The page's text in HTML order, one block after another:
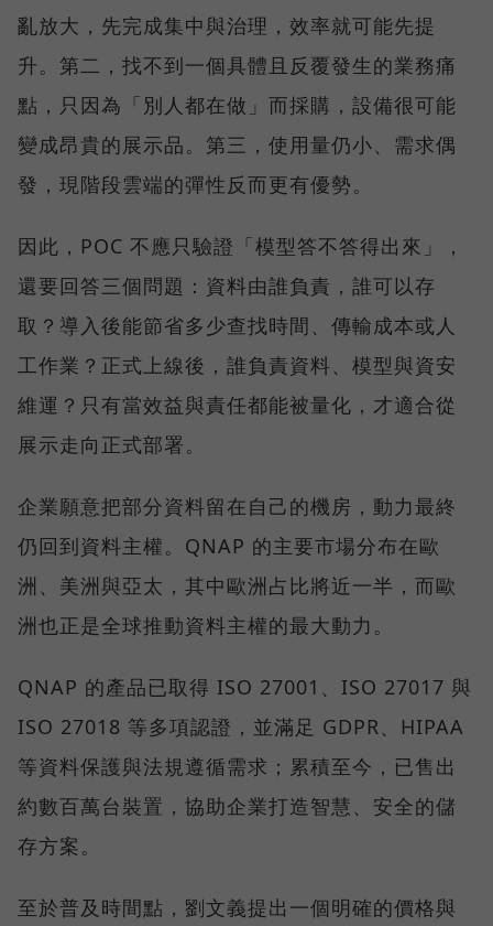
亂放大，先完成集中與治理，效率就可能先提
升。第二，找不到一個具體且反覆發生的業務痛
點，只因為「別人都在做」而採購，設備很可能
變成昂貴的展示品。第三，使用量仍小、需求偶
發，現階段雲端的彈性反而更有優勢。
因此，POC 不應只驗證「模型答不答得出來」，
還要回答三個問題：資料由誰負責，誰可以存
取？導入後能節省多少查找時間、傳輸成本或人
工作業？正式上線後，誰負責資料、模型與資安
維運？只有當效益與責任都能被量化，才適合從
展示走向正式部署。
企業願意把部分資料留在自己的機房，動力最終
仍回到資料主權。QNAP 的主要市場分布在歐
洲、美洲與亞太，其中歐洲占比將近一半，而歐
洲也正是全球推動資料主權的最大動力。
QNAP 的產品已取得 ISO 27001、ISO 27017 與
ISO 27018 等多項認證，並滿足 GDPR、HIPAA
等資料保護與法規遵循需求；累積至今，已售出
約數百萬台裝置，協助企業打造智慧、安全的儲
存方案。
至於普及時間點，劉文義提出一個明確的價格與